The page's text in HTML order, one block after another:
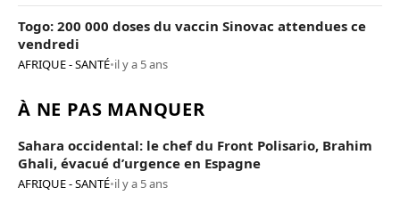
Togo: 200 000 doses du vaccin Sinovac attendues ce
vendredi
AFRIQUE - SANTÉ•il y a 5 ans
À NE PAS MANQUER
Sahara occidental: le chef du Front Polisario, Brahim
Ghali, évacué d’urgence en Espagne
AFRIQUE - SANTÉ•il y a 5 ans